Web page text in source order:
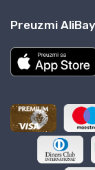
Preuzmi